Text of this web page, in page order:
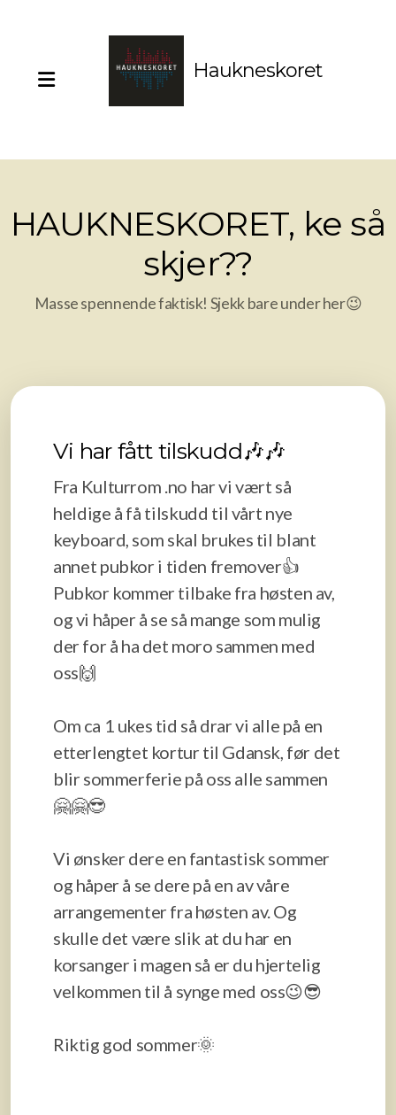
Haukneskoret
HAUKNESKORET, ke så
skjer??
Masse spennende faktisk! Sjekk bare under her😉
Vi har fått tilskudd🎶🎶
Fra Kulturrom .no har vi vært så
heldige å få tilskudd til vårt nye
keyboard, som skal brukes til blant
annet pubkor i tiden fremover👍
Pubkor kommer tilbake fra høsten av,
og vi håper å se så mange som mulig
der for å ha det moro sammen med
oss🙌
Om ca 1 ukes tid så drar vi alle på en
etterlengtet kortur til Gdansk, før det
blir sommerferie på oss alle sammen
🤗🤗😎
Vi ønsker dere en fantastisk sommer
og håper å se dere på en av våre
arrangementer fra høsten av. Og
skulle det være slik at du har en
korsanger i magen så er du hjertelig
velkommen til å synge med oss😉😎
Riktig god sommer🌞
Vil du synge med oss?
Styret